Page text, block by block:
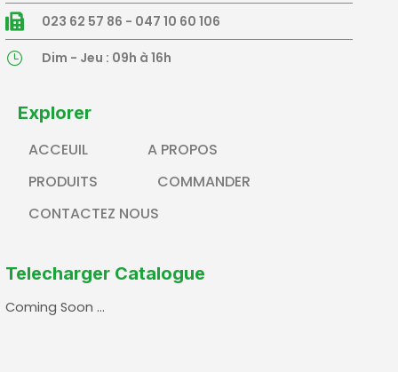
023 62 57 86 - 047 10 60 106
Dim - Jeu : 09h à 16h
Explorer
ACCEUIL
A PROPOS
PRODUITS
COMMANDER
CONTACTEZ NOUS
Telecharger Catalogue
Coming Soon …